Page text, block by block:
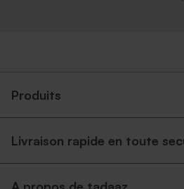
Produits
Livraison rapide en toute